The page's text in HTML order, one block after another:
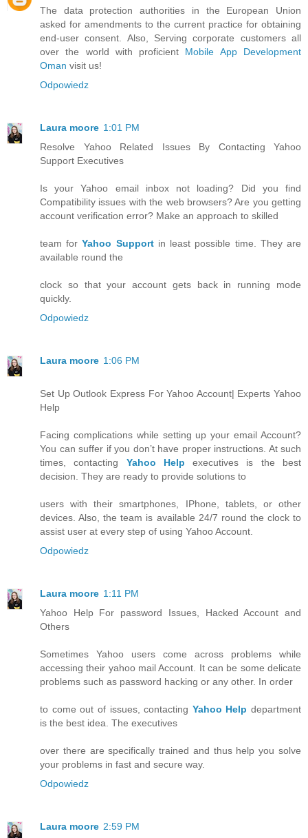
The data protection authorities in the European Union
asked for amendments to the current practice for obtaining
end-user consent. Also, Serving corporate customers all
over the world with proficient Mobile App Development
Oman visit us!
Odpowiedz
Laura moore 1:01 PM
Resolve Yahoo Related Issues By Contacting Yahoo
Support Executives
Is your Yahoo email inbox not loading? Did you find
Compatibility issues with the web browsers? Are you getting
account verification error? Make an approach to skilled
team forYahoo Supportin least possible time. They are
available round the
clock so that your account gets back in running mode
quickly.
Odpowiedz
Laura moore 1:06 PM
Set Up Outlook Express For Yahoo Account| Experts Yahoo
Help
Facing complications while setting up your email Account?
You can suffer if you don’t have proper instructions. At such
times, contacting Yahoo Help executives is the best
decision. They are ready to provide solutions to
users with their smartphones, IPhone, tablets, or other
devices. Also, the team is available 24/7 round the clock to
assist user at every step of using Yahoo Account.
Odpowiedz
Laura moore 1:11 PM
Yahoo Help For password Issues, Hacked Account and
Others
Sometimes Yahoo users come across problems while
accessing their yahoo mail Account. It can be some delicate
problems such as password hacking or any other. In order
to come out of issues, contacting Yahoo Help department
is the best idea. The executives
over there are specifically trained and thus help you solve
your problems in fast and secure way.
Odpowiedz
Laura moore 2:59 PM